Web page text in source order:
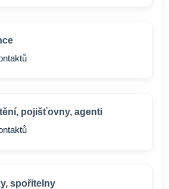
pojišťovny, agenti
spořitelny